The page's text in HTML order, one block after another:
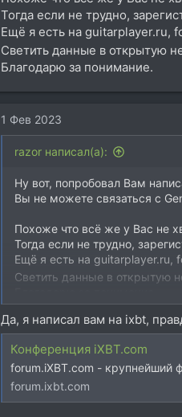
Тогда если не трудно,
Ещё я есть на guitarplayer.ru,
Светить данные в открытую
Благодарю за понимание.
1 Фев 2023
razor написал(а):
Ну вот, попробовал Вам
Вы не можете связаться с
Похоже что всё же у Вас не
Тогда если не трудно,
Ещё я есть на guitarplayer.ru,
Светить данные в открытую
Да, я написал вам на ixbt,
Конференция iXBT.com
forum.iXBT.com - крупнейший
forum.ixbt.com